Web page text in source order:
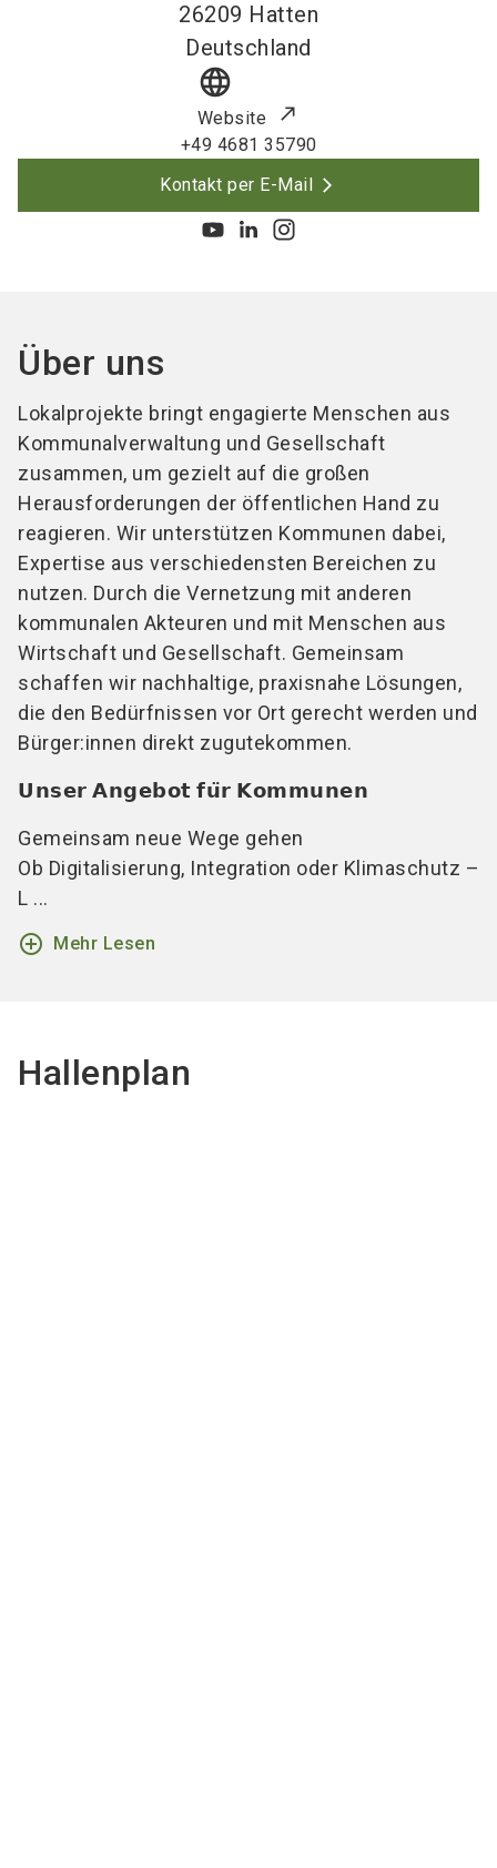
26209 Hatten
Deutschland
language
Website
+49 4681 35790
Kontakt per E-Mail
Über uns
Lokalprojekte bringt engagierte Menschen aus
Kommunalverwaltung und Gesellschaft
zusammen, um gezielt auf die großen
Herausforderungen der öffentlichen Hand zu
reagieren. Wir unterstützen Kommunen dabei,
Expertise aus verschiedensten Bereichen zu
nutzen. Durch die Vernetzung mit anderen
kommunalen Akteuren und mit Menschen aus
Wirtschaft und Gesellschaft. Gemeinsam
schaffen wir nachhaltige, praxisnahe Lösungen,
die den Bedürfnissen vor Ort gerecht werden und
Bürger:innen direkt zugutekommen.
𝗨𝗻𝘀𝗲𝗿 𝗔𝗻𝗴𝗲𝗯𝗼𝘁 𝗳𝘂̈𝗿 𝗞𝗼𝗺𝗺𝘂𝗻𝗲𝗻
Gemeinsam neue Wege gehen
Ob Digitalisierung, Integration oder Klimaschutz –
L ...
add_circle_outline Mehr Lesen
Hallenplan